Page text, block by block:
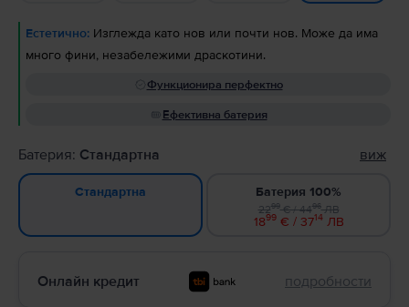
Естетично: Изглежда като нов или почти нов. Може да има
много фини, незабележими драскотини.
Функционира перфектно
Ефективна батерия
Батерия: Стандартна виж
Стандартна Батерия 100%
2299€ / 4496ЛВ
1899€ / 3714ЛВ
Онлайн кредит подробности